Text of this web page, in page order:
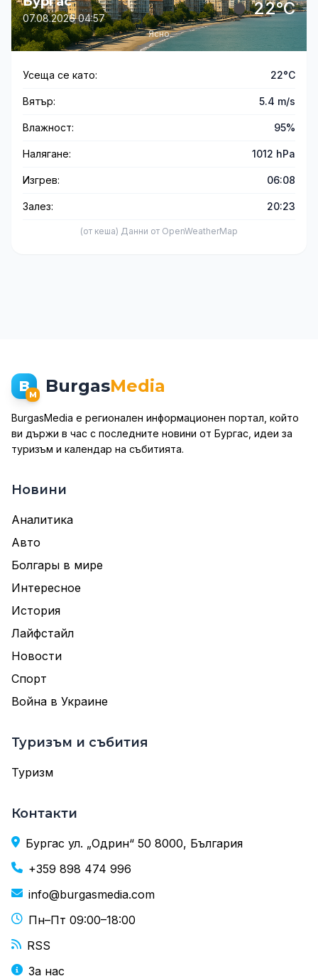
07.08.2026 04:57 22°C
Ясно
Усеща се като: 22°C
Вятър: 5.4 m/s
Влажност: 95%
Налягане: 1012 hPa
Изгрев: 06:08
Залез: 20:23
(от кеша) Данни от OpenWeatherMap
BM BurgasMedia
BurgasMedia е регионален информационен портал, който
ви държи в час с последните новини от Бургас, идеи за
туризъм и календар на събитията.
Новини
Аналитика
Авто
Болгары в мире
Интересное
История
Лайфстайл
Новости
Спорт
Война в Украине
Туризъм и събития
Туризм
Контакти
Бургас ул. „Одрин“ 50 8000, България
+359 898 474 996
info@burgasmedia.com
Пн–Пт 09:00–18:00
RSS
За нас